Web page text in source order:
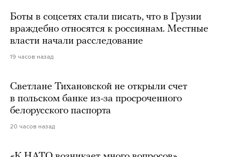
Боты в соцсетях стали писать, что в Грузии
враждебно относятся к россиянам. Местные
власти начали расследование
19 часов назад
Светлане Тихановской не открыли счет
в польском банке из-за просроченного
белорусского паспорта
20 часов назад